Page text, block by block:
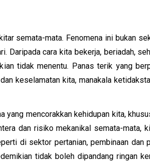
semata-mata. Fenomena ini bukan
cara kita bekerja, beriadah,
tidak menentu. Panas terik yang
keselamatan kita, manakala
mencorakkan kehidupan kita,
dan risiko mekanikal semata-
di sektor pertanian, pembinaan
tidak boleh dipandang ringan